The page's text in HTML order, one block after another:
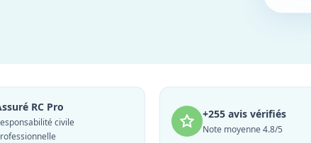
RC Pro
civile
+255 avis vérifiés
Note moyenne 4.8/5